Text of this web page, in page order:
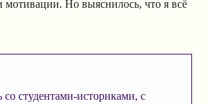
мотивации. Но выяснилось, что я всё
со студентами-историками, с